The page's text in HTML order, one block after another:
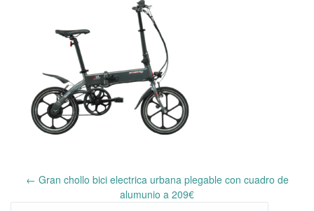
← Gran chollo bici electrica urbana plegable con cuadro de
alumunio a 209€